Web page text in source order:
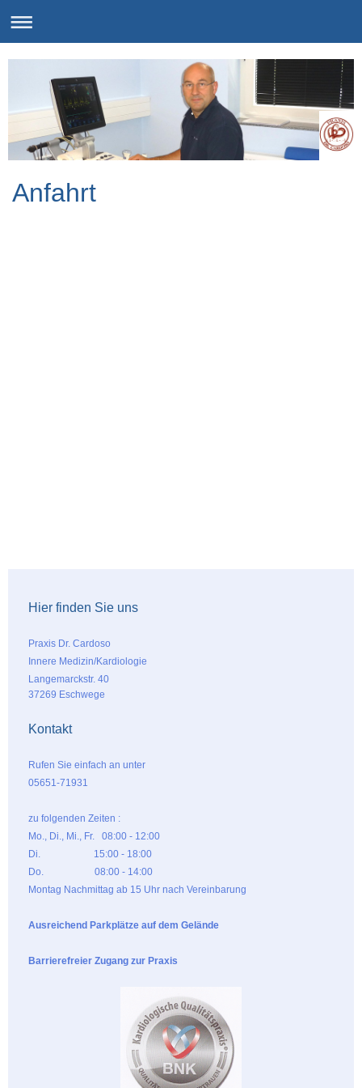
Anfahrt
Hier finden Sie uns
Praxis Dr. Cardoso
Innere Medizin/Kardiologie
Langemarckstr. 40
37269 Eschwege
Kontakt
Rufen Sie einfach an unter
05651-71931
zu folgenden Zeiten :
Mo., Di., Mi., Fr. 08:00 - 12:00
Di. 15:00 - 18:00
Do. 08:00 - 14:00
Montag Nachmittag ab 15 Uhr nach Vereinbarung
Ausreichend Parkplätze auf dem Gelände
Barrierefreier Zugang zur Praxis